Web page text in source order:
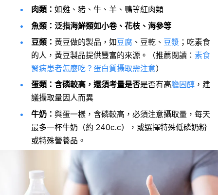
肉類： 如雞、豬、牛、羊、鴨等紅肉類
魚類：泛指海鮮類如小卷、花枝、海參等
豆類： 黃豆做的製品，如豆腐 、豆乾、 豆漿 ；吃素食
的人，黃豆製品提供豐富的來源。（推薦閱讀： 素食
腎病患者怎麼吃？蛋白質攝取需注意）
蛋類：含磷較高，還須考量是否是否有高膽固醇 ，建
議攝取量因人而異
牛奶： 與蛋一樣，含磷較高，必須注意攝取量，每天
最多一杯牛奶（約 240c.c），或選擇特殊低磷奶粉
或特殊營養品。